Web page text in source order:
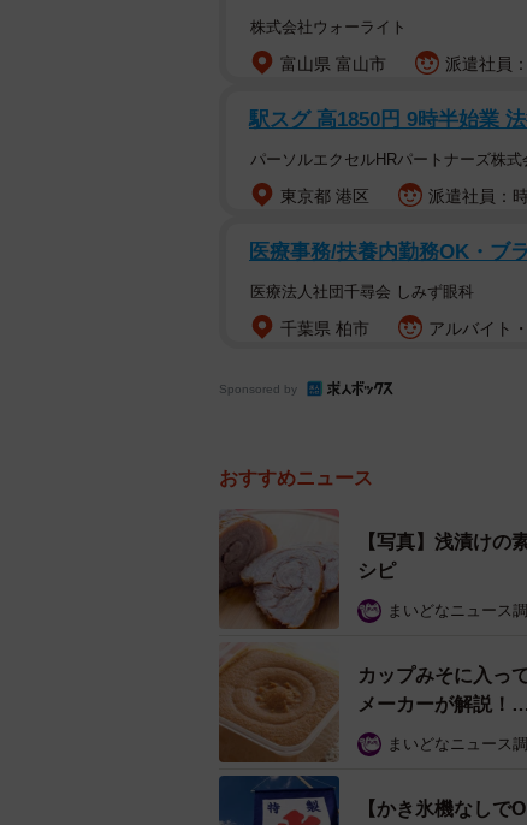
「薄切りサラダチキン」…浅
▽材料(2人分）
・鶏むね肉（薄切り）…150g
・エバラ浅漬けの素…大さじ2
・片栗粉…小さじ1/2
・ベビーリーフ、ミニトマトなど…
② ふんわりとラップをかけ、
③ 一度取り出して全体を混ぜ、さ
おく。
④ 汁気をきって、お皿に盛りつけ
※お好みで付け合わせの野菜を添え
この投稿には、「お肉にも使える
が良いです。レンチンのみなのも
革命」などの声が寄せられていまし
株式会社ウォーライト
富山県 富山市 派遣社員
駅スグ 高1850円 9時半始業
パーソルエクセルHRパートナーズ株式
東京都 港区 派遣社員：
医療事務/扶養内勤務OK・ブ
医療法人社団千尋会 しみず眼科
千葉県 柏市 アルバイト
Sponsored by
おすすめニュース
【写真】浅漬けの
シピ
まいどなニュース
カップみそに入っ
メーカーが解説！
まいどなニュース
【かき氷機なしで